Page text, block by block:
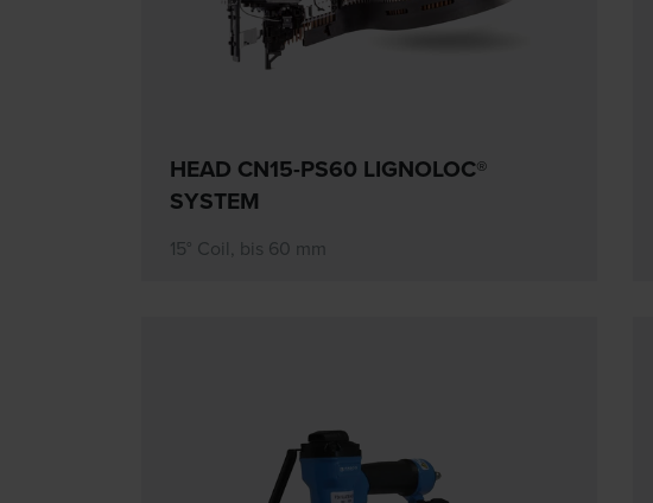
HEAD CN15-PS60 LIGNOLOC®
SYSTEM
15° Coil, bis 60 mm